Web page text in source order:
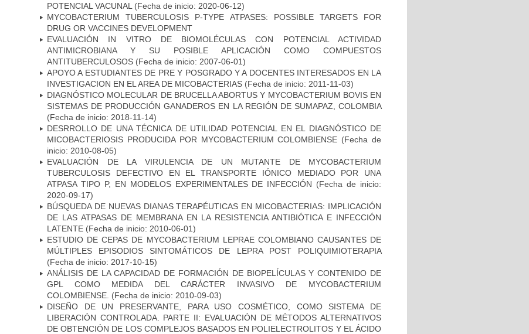
POTENCIAL VACUNAL (Fecha de inicio: 2020-06-12)
MYCOBACTERIUM TUBERCULOSIS P-TYPE ATPASES: POSSIBLE TARGETS FOR
DRUG OR VACCINES DEVELOPMENT
EVALUACIÓN IN VITRO DE BIOMOLÉCULAS CON POTENCIAL ACTIVIDAD
ANTIMICROBIANA Y SU POSIBLE APLICACIÓN COMO COMPUESTOS
ANTITUBERCULOSOS (Fecha de inicio: 2007-06-01)
APOYO A ESTUDIANTES DE PRE Y POSGRADO Y A DOCENTES INTERESADOS EN LA
INVESTIGACION EN EL AREA DE MICOBACTERIAS (Fecha de inicio: 2011-11-03)
DIAGNÓSTICO MOLECULAR DE BRUCELLA ABORTUS Y MYCOBACTERIUM BOVIS EN
SISTEMAS DE PRODUCCIÓN GANADEROS EN LA REGIÓN DE SUMAPAZ, COLOMBIA
(Fecha de inicio: 2018-11-14)
DESRROLLO DE UNA TÉCNICA DE UTILIDAD POTENCIAL EN EL DIAGNÓSTICO DE
MICOBACTERIOSIS PRODUCIDA POR MYCOBACTERIUM COLOMBIENSE (Fecha de
inicio: 2010-08-05)
EVALUACIÓN DE LA VIRULENCIA DE UN MUTANTE DE MYCOBACTERIUM
TUBERCULOSIS DEFECTIVO EN EL TRANSPORTE IÓNICO MEDIADO POR UNA
ATPASA TIPO P, EN MODELOS EXPERIMENTALES DE INFECCIÓN (Fecha de inicio:
2020-09-17)
BÚSQUEDA DE NUEVAS DIANAS TERAPÉUTICAS EN MICOBACTERIAS: IMPLICACIÓN
DE LAS ATPASAS DE MEMBRANA EN LA RESISTENCIA ANTIBIÓTICA E INFECCIÓN
LATENTE (Fecha de inicio: 2010-06-01)
ESTUDIO DE CEPAS DE MYCOBACTERIUM LEPRAE COLOMBIANO CAUSANTES DE
MÚLTIPLES EPISODIOS SINTOMÁTICOS DE LEPRA POST POLIQUIMIOTERAPIA
(Fecha de inicio: 2017-10-15)
ANÁLISIS DE LA CAPACIDAD DE FORMACIÓN DE BIOPELÍCULAS Y CONTENIDO DE
GPL COMO MEDIDA DEL CARÁCTER INVASIVO DE MYCOBACTERIUM
COLOMBIENSE. (Fecha de inicio: 2010-09-03)
DISEÑO DE UN PRESERVANTE, PARA USO COSMÉTICO, COMO SISTEMA DE
LIBERACIÓN CONTROLADA. PARTE II: EVALUACIÓN DE MÉTODOS ALTERNATIVOS
DE OBTENCIÓN DE LOS COMPLEJOS BASADOS EN POLIELECTROLITOS Y EL ÁCIDO